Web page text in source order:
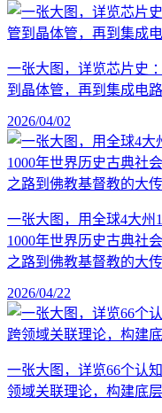
一张大图，详览芯片史
到晶体管，再到集成电
2026/04/02
一张大图，用全球4大州
1000年世界历史古典社
之路到佛教基督教的大
2026/04/22
一张大图，详览66个认
领域关联理论，构建底